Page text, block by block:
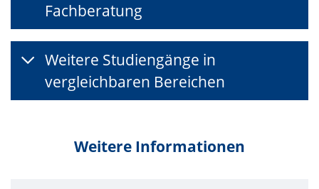
Fachberatung
Weitere Studiengänge in
vergleichbaren Bereichen
Weitere Informationen